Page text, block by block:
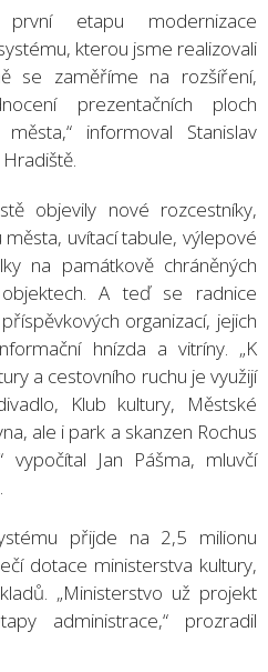
etapu modernizace
kterou jsme realizovali
se zaměříme na rozšíření,
prezentačních ploch
informoval Stanislav
objevily nové rozcestníky,
uvítací tabule, výlepové
na památkově chráněných
A teď se radnice
organizací, jejich
hnízda a vitríny. „K
a cestovního ruchu je využijí
Klub kultury, Městské
ale i park a skanzen Rochus
vypočítal Jan Pášma, mluvčí
přijde na 2,5 milionu
dotace ministerstva kultury,
„Ministerstvo už projekt
administrace,“ prozradil